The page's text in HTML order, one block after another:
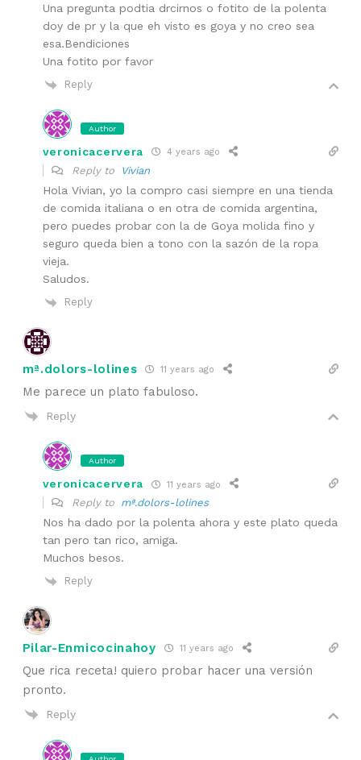
Una pregunta podtia drcirnos o fotito de la polenta
doy de pr y la que eh visto es goya y no creo sea
esa.Bendiciones
Una fotito por favor
Reply
Author
veronicacervera 4 years ago
Reply to Vivian
Hola Vivian, yo la compro casi siempre en una tienda
de comida italiana o en otra de comida argentina,
pero puedes probar con la de Goya molida fino y
seguro queda bien a tono con la sazón de la ropa
vieja.
Saludos.
Reply
mª.dolors-lolines 11 years ago
Me parece un plato fabuloso.
Reply
Author
veronicacervera 11 years ago
Reply to mª.dolors-lolines
Nos ha dado por la polenta ahora y este plato queda
tan pero tan rico, amiga.
Muchos besos.
Reply
Pilar-Enmicocinahoy 11 years ago
Que rica receta! quiero probar hacer una versión
pronto.
Reply